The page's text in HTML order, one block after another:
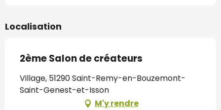
Localisation
2ème Salon de créateurs
Village, 51290 Saint-Remy-en-Bouzemont-
Saint-Genest-et-Isson
M'y rendre